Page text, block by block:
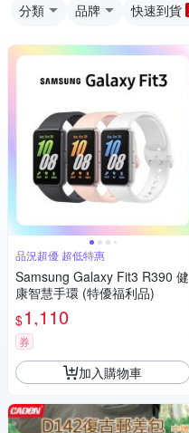
分類 品牌 快速到貨
品況超優 超低特惠
Samsung Galaxy Fit3 R390 健
康智慧手環 (特優福利品)
$1,110
券
加入購物車